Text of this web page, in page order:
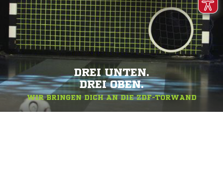
DREI UNTEN.
DREI OBEN.
WIR BRINGEN DICH AN DIE ZDF-TORWAND